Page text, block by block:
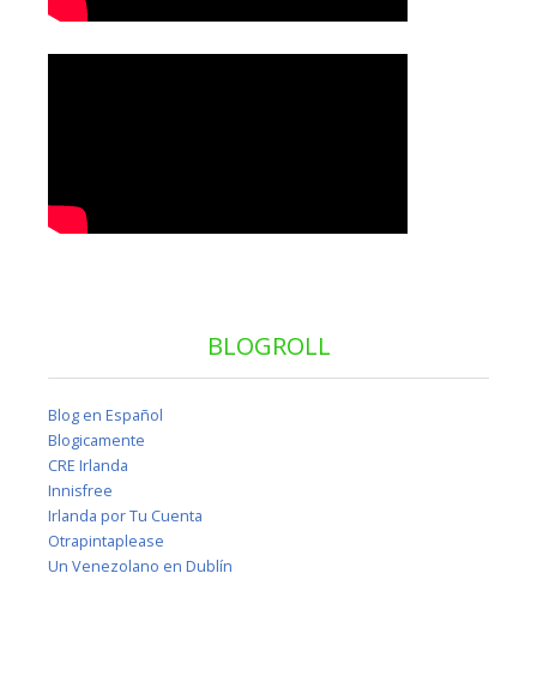
BLOGROLL
Blog en Español
Blogicamente
CRE Irlanda
Innisfree
Irlanda por Tu Cuenta
Otrapintaplease
Un Venezolano en Dublín